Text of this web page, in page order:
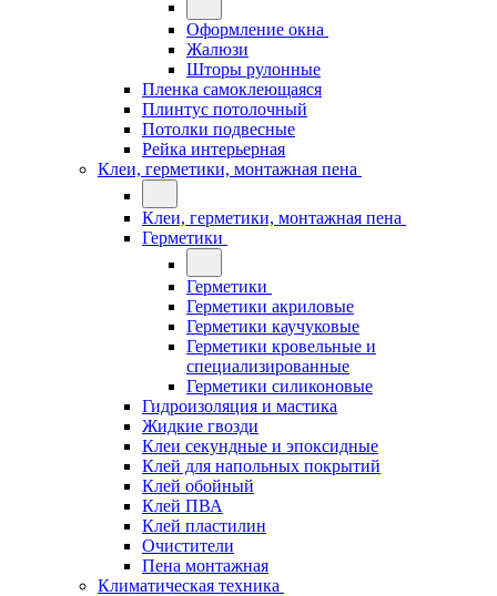
Оформление окна
Жалюзи
Шторы рулонные
Пленка самоклеющаяся
Плинтус потолочный
Потолки подвесные
Рейка интерьерная
Клеи, герметики, монтажная пена
Клеи, герметики, монтажная пена
Герметики
Герметики
Герметики акриловые
Герметики каучуковые
Герметики кровельные и
специализированные
Герметики силиконовые
Гидроизоляция и мастика
Жидкие гвозди
Клеи секундные и эпоксидные
Клей для напольных покрытий
Клей обойный
Клей ПВА
Клей пластилин
Очистители
Пена монтажная
Климатическая техника